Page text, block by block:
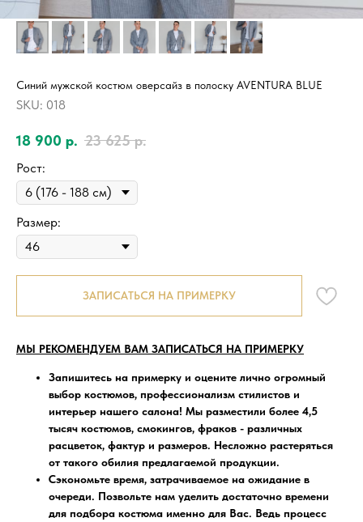
Синий мужской костюм оверсайз в полоску AVENTURA BLUE
SKU: 018
18 900 р. 23 625 р.
Рост:
Размер:
ЗАПИСАТЬСЯ НА ПРИМЕРКУ
МЫ РЕКОМЕНДУЕМ ВАМ ЗАПИСАТЬСЯ НА ПРИМЕРКУ
Запишитесь на примерку и оцените лично огромный
выбор костюмов, профессионализм стилистов и
интерьер нашего салона! Мы разместили более 4,5
тысяч костюмов, смокингов, фраков - различных
расцветок, фактур и размеров. Несложно растеряться
от такого обилия предлагаемой продукции.
Сэкономьте время, затрачиваемое на ожидание в
очереди. Позвольте нам уделить достаточно времени
для подбора костюма именно для Вас. Ведь процесс